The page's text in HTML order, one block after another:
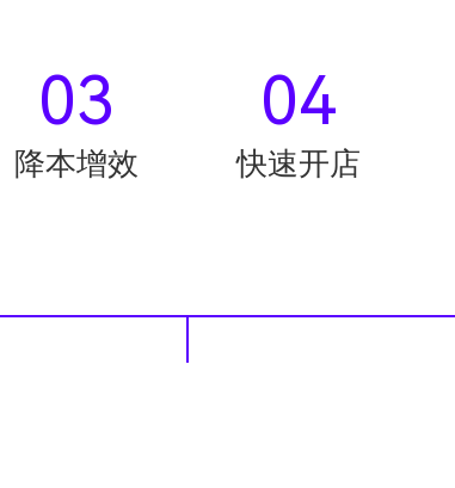
03
降本增效
04
快速开店